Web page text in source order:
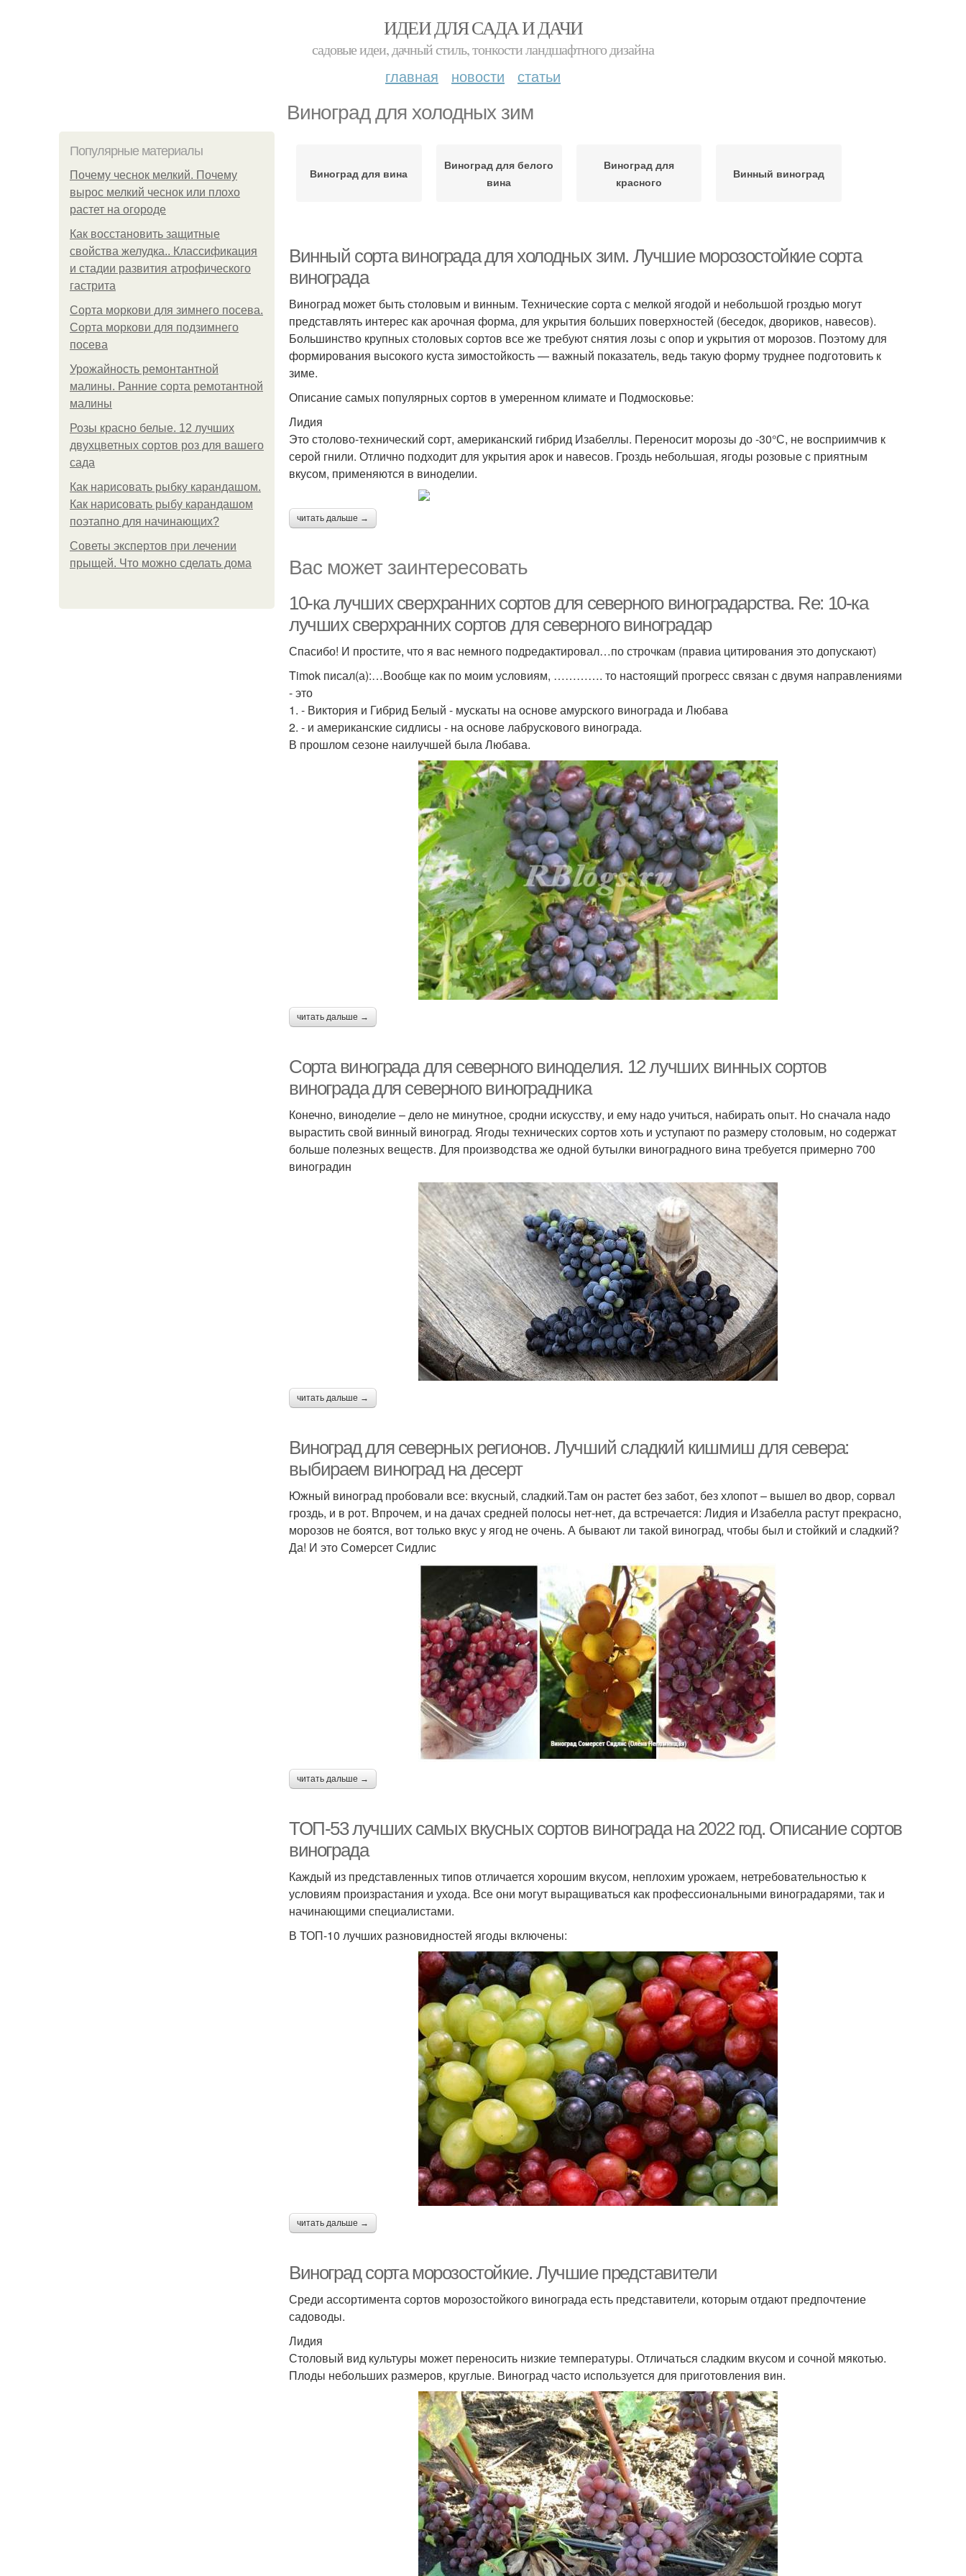
ИДЕИ ДЛЯ САДА И ДАЧИ
садовые идеи, дачный стиль, тонкости ландшафтного дизайна
главная новости статьи
Виноград для холодных зим
Популярные материалы
Почему чеснок мелкий. Почему
вырос мелкий чеснок или плохо
растет на огороде
Как восстановить защитные
свойства желудка.. Классификация
и стадии развития атрофического
гастрита
Сорта моркови для зимнего посева.
Сорта моркови для подзимнего
посева
Урожайность ремонтантной
малины. Ранние сорта ремотантной
малины
Розы красно белые. 12 лучших
двухцветных сортов роз для вашего
сада
Как нарисовать рыбку карандашом.
Как нарисовать рыбу карандашом
поэтапно для начинающих?
Советы экспертов при лечении
прыщей. Что можно сделать дома
Виноград для вина
Виноград для белого
вина
Виноград для
красного
Винный виноград
Винный сорта винограда для холодных зим. Лучшие морозостойкие сорта
винограда
Виноград может быть столовым и винным. Технические сорта с мелкой ягодой и небольшой гроздью могут
представлять интерес как арочная форма, для укрытия больших поверхностей (беседок, двориков, навесов).
Большинство крупных столовых сортов все же требуют снятия лозы с опор и укрытия от морозов. Поэтому для
формирования высокого куста зимостойкость — важный показатель, ведь такую форму труднее подготовить к
зиме.
Описание самых популярных сортов в умеренном климате и Подмосковье:
Лидия
Это столово-технический сорт, американский гибрид Изабеллы. Переносит морозы до -30°С, не восприимчив к
серой гнили. Отлично подходит для укрытия арок и навесов. Гроздь небольшая, ягоды розовые с приятным
вкусом, применяются в виноделии.
читать дальше →
Вас может заинтересовать
10-ка лучших сверхранних сортов для северного виноградарства. Re: 10-ка
лучших сверхранних сортов для северного виноградар
Спасибо! И простите, что я вас немного подредактировал…по строчкам (правиа цитирования это допускают)
Timok писал(а):…Вообще как по моим условиям, …………. то настоящий прогресс связан с двумя направлениями
- это
1. - Виктория и Гибрид Белый - мускаты на основе амурского винограда и Любава
2. - и американские сидлисы - на основе лабрускового винограда.
В прошлом сезоне наилучшей была Любава.
читать дальше →
Сорта винограда для северного виноделия. 12 лучших винных сортов
винограда для северного виноградника
Конечно, виноделие – дело не минутное, сродни искусству, и ему надо учиться, набирать опыт. Но сначала надо
вырастить свой винный виноград. Ягоды технических сортов хоть и уступают по размеру столовым, но содержат
больше полезных веществ. Для производства же одной бутылки виноградного вина требуется примерно 700
виноградин
читать дальше →
Виноград для северных регионов. Лучший сладкий кишмиш для севера:
выбираем виноград на десерт
Южный виноград пробовали все: вкусный, сладкий.Там он растет без забот, без хлопот – вышел во двор, сорвал
гроздь, и в рот. Впрочем, и на дачах средней полосы нет-нет, да встречается: Лидия и Изабелла растут прекрасно,
морозов не боятся, вот только вкус у ягод не очень. А бывают ли такой виноград, чтобы был и стойкий и сладкий?
Да! И это Сомерсет Сидлис
читать дальше →
ТОП-53 лучших самых вкусных сортов винограда на 2022 год. Описание сортов
винограда
Каждый из представленных типов отличается хорошим вкусом, неплохим урожаем, нетребовательностью к
условиям произрастания и ухода. Все они могут выращиваться как профессиональными виноградарями, так и
начинающими специалистами.
В ТОП-10 лучших разновидностей ягоды включены:
читать дальше →
Виноград сорта морозостойкие. Лучшие представители
Среди ассортимента сортов морозостойкого винограда есть представители, которым отдают предпочтение
садоводы.
Лидия
Столовый вид культуры может переносить низкие температуры. Отличаться сладким вкусом и сочной мякотью.
Плоды небольших размеров, круглые. Виноград часто используется для приготовления вин.